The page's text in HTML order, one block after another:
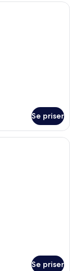
med en
Se priser
med stort vindue
Se priser